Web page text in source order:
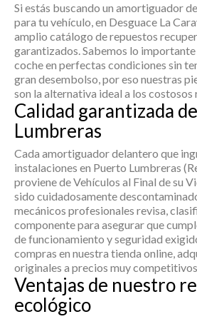
Si estás buscando un amortiguador
para tu vehículo, en Desguace La
amplio catálogo de repuestos
garantizados. Sabemos lo importante
coche en perfectas condiciones sin
gran desembolso, por eso nuestras
son la alternativa ideal a los costosos
Calidad garantizada
Lumbreras
Cada amortiguador delantero que
instalaciones en Puerto Lumbreras
proviene de Vehículos al Final de su
sido cuidadosamente
mecánicos profesionales revisa,
componente para asegurar que
de funcionamiento y seguridad
compras en nuestra tienda online,
originales a precios muy
Ventajas de nuestro
ecológico